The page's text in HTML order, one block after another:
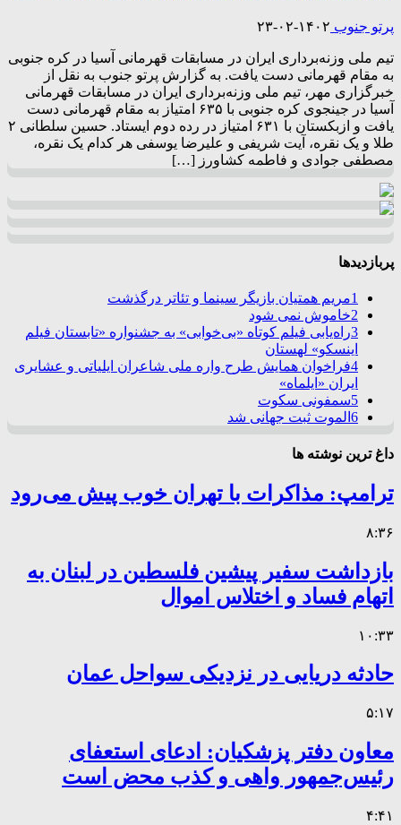
پرتو جنوب ۱۴۰۲-۰۲-۲۳
تیم ملی وزنه‌برداری ایران در مسابقات قهرمانی آسیا در کره جنوبی
به مقام قهرمانی دست یافت. به گزارش پرتو جنوب به نقل از
خبرگزاری مهر، تیم ملی وزنه‌برداری ایران در مسابقات قهرمانی
آسیا در جینجوی کره جنوبی با ۶۳۵ امتیاز به مقام قهرمانی دست
یافت و ازبکستان با ۶۳۱ امتیاز در رده دوم ایستاد. حسین سلطانی ۲
طلا و یک نقره، آیت شریفی و علیرضا یوسفی هر کدام یک نقره،
مصطفی جوادی و فاطمه کشاورز […]
پربازدیدها
1مریم همتیان بازیگر سینما و تئاتر درگذشت
2خاموش نمی شود
3راه‌یابی فیلم کوتاه «بی‌خوابی» به جشنواره «تابستان فیلم
اینسکو» لهستان
4فراخوان همایش طرح واره ملی شاعران ایلیاتی و عشایری
ایران «ایلماه»
5سمفونی سکوت
6 الموت ثبت جهانی شد
داغ ترین نوشته ها
ترامپ: مذاکرات با تهران خوب پیش می‌رود
۸:۳۶
بازداشت سفیر پیشین فلسطین در لبنان به
اتهام فساد و اختلاس اموال
۱۰:۳۳
حادثه دریایی در نزدیکی سواحل عمان
۵:۱۷
معاون دفتر پزشکیان: ادعای استعفای
رئیس‌جمهور واهی و کذب محض است
۴:۴۱